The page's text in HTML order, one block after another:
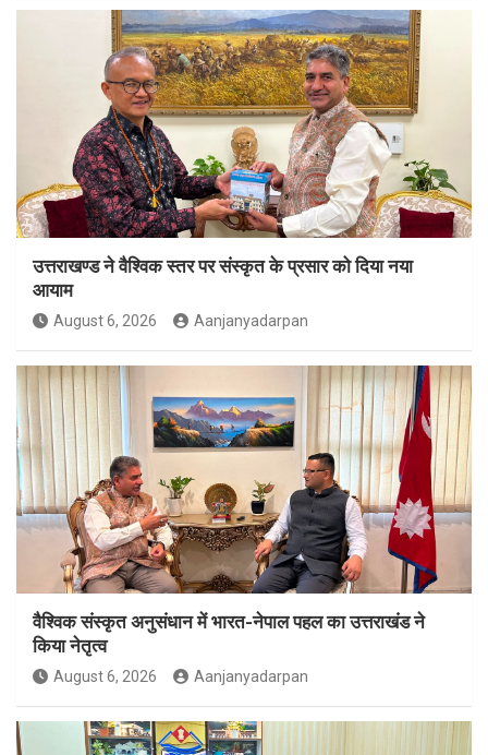
उत्तराखण्ड ने वैश्विक स्तर पर संस्कृत के प्रसार को दिया नया
आयाम
August 6, 2026 Aanjanyadarpan
वैश्विक संस्कृत अनुसंधान में भारत-नेपाल पहल का उत्तराखंड ने
किया नेतृत्व
August 6, 2026 Aanjanyadarpan